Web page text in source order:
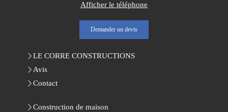
Afficher le téléphone
Demander un devis
LE CORRE CONSTRUCTIONS
Avis
Contact
Construction de maison